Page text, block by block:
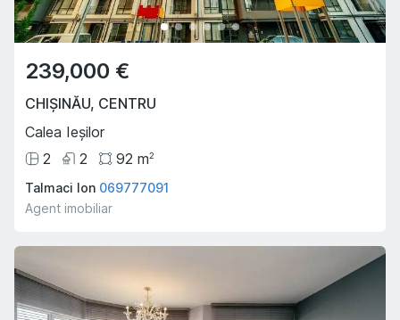
239,000 €
CHIȘINĂU, CENTRU
Calea Ieșilor
2
2 92 m2
Talmaci Ion 069777091
Agent imobiliar